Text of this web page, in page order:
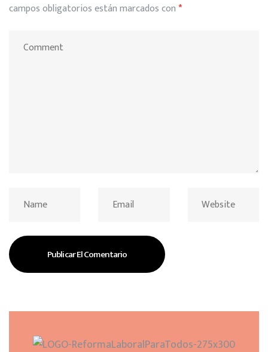
campos obligatorios están marcados con*